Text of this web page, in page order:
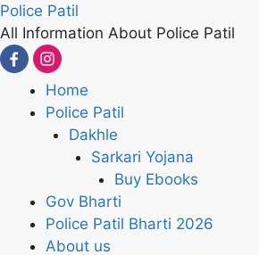
Skip
to
content
Police Patil
All Information About Police Patil
Home
Police Patil
Dakhle
Sarkari Yojana
Buy Ebooks
Gov Bharti
Police Patil Bharti 2026
About us